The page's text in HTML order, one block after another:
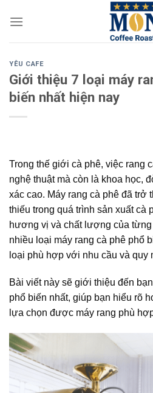
YÊU CAFE
Giới thiệu 7 loại máy
biến nhất hiện nay
Trong thế giới cà phê, việc rang
nghệ thuật mà còn là khoa học,
xác cao. Máy rang cà phê đã trở
thiếu trong quá trình sản xuất cà
hương vị và chất lượng của
nhiều loại máy rang cà phê phổ
loại phù hợp với nhu cầu và quy
Bài viết này sẽ giới thiệu đến bạn
phổ biến nhất, giúp bạn hiểu rõ
lựa chọn được máy rang phù